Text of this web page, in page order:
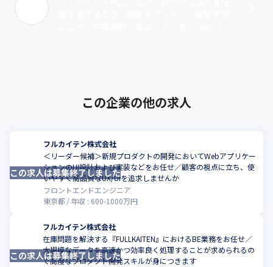
この企業の他の求人
フルカイテン株式会社
＜リーダー候補＞新規プロダクトの開発においてWebアプリケー
ションのUI設計および実装などをお任せ／顧客の視点に立ち、使
いやすく高品質なUX/UIを追求しませんか
フロントエンドエンジニア
東京都
年収 : 600-1000万円
この求人は募集終了しました
フルカイテン株式会社
在庫問題を解決する『FULLKAITEN』におけるBE業務をお任せ／
大規模なデータを高速かつ効率良く処理することが求められるの
で高度なプロダクト開発スキルが身につきます
この求人は募集終了しました